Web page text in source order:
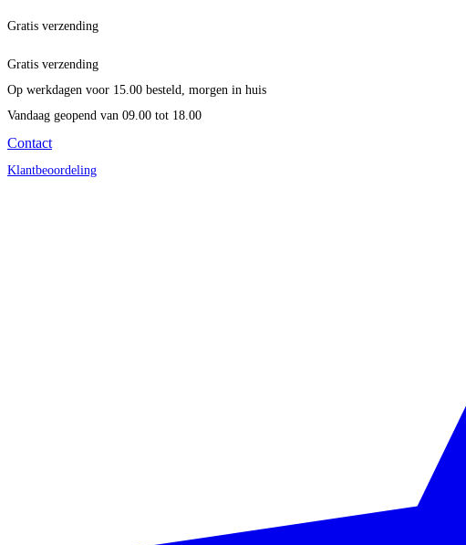
Gratis verzending
Gratis verzending
Op werkdagen voor 15.00 besteld, morgen in huis
Vandaag geopend van 09.00 tot 18.00
Contact
Klantbeoordeling